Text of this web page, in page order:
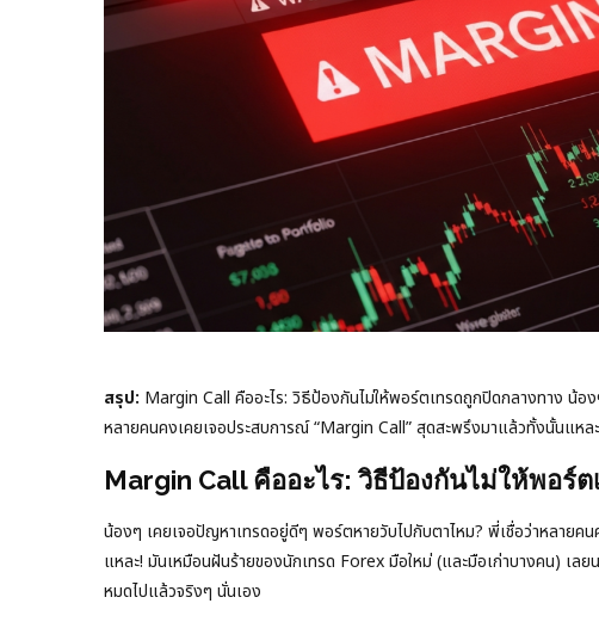
สรุป: Margin Call คืออะไร: วิธีป้องกันไม่ให้พอร์ตเทรดถูกปิดกลางทาง น้
หลายคนคงเคยเจอประสบการณ์ “Margin Call” สุดสะพรึงมาแล้วทั้งนั้นแห
Margin Call คืออะไร: วิธีป้องกันไม่ให้พอร์
น้องๆ เคยเจอปัญหาเทรดอยู่ดีๆ พอร์ตหายวับไปกับตาไหม? พี่เชื่อว่าหลายค
แหละ! มันเหมือนฝันร้ายของนักเทรด Forex มือใหม่ (และมือเก่าบางคน) เล
หมดไปแล้วจริงๆ นั่นเอง